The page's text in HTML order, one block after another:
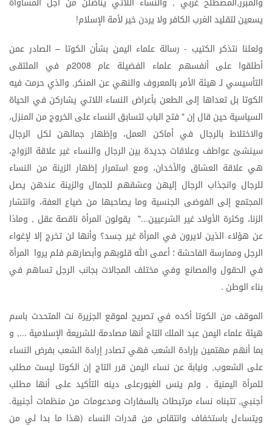
يسعين لتقليدالغرب الكافرولايردنخيرلأمة الإسلام!
ولعلنا نتذكر الكتيب - رسالة علماء اليمن بشأن الكوتا – الصادر عمن
أطلقوا على أنفسهم علماء الفضيلة عام م في الملتقى
التأسيسي لـ هيئة الأمر بالمعروف والنهي عن المنكر, والذي حرمت فيه
الكوتا بل تعداها إلى الطعن بأعراض النساء اللاتي يشاركن في الحياة
السياسيةحين قال إن " فتحالباب لتسابق النساءعلى الخروجمن المنزل،
والاختلاط بالرجال في أماكن العمل، وإظهار جمالهن لكل الرجال
سينشئ عواطف وعلاقات جديدة بين الرجال والنساء غير علاقة الزواج،
هي علاقة العشاق والأخدان، ومع استمرار إظهار الزينة من النساء
للرجال وانجذاب الرجال إليهن وعشقهم للجمال والزينة عندهن يصل
المجتمع إلى الفوضى الجنسية وما يصاحبها من ضياع العفة، وانتشار
الزنا، وكثرة الأولاد غير الشرعيين..." يقولون المرأة ناقصة عقل , وماذا
عن هؤلاء الذين لايرون في المرأة غير جسد؟ وأنها لن تخرج إلا لإغواء
الرجل وممارسة الفاحشة ؛أعمى الله قلوبهم وأبصارهم فلم يروا المرأة
في الحقول والمصانع وفي مختلف المجالات بجانب الرجل تساهم في
بناء الوطن .
الموقف من الكوتا أكده في تصريح لموقع الجزيرة نت المتحدث باسم
هيئة علماء اليمن عبد الملك التاجأنها مصادمة للشريعة الإسلامية ..., و
بما أنهم مهتمين بإرادة الشعب فهي تصادر إرادة الشعب بفرض النساء
على الشعوب, ونيابة عن نساء اليمن قرر التاج إن الكوتا ليست مطلب
للمرأة اليمنية , ولم ينس الغيورعلى دينه التأكيد على أنها مطلب
أجنبي,تتبناه نساء مرتبطات بالسفارات ومدعومات من منظمات أجنبية.
ويتساءل باستخفاف وانتقاص من قدرات النساء (هذا ما بدا لي من